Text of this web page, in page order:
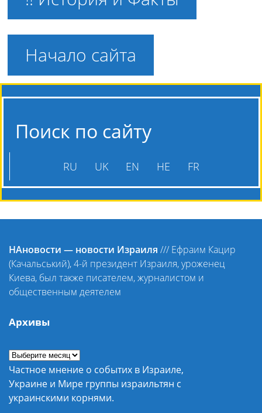
Начало сайта
Поиск по сайту
RU UK EN HE FR
НАновости — новости Израиля /// Ефраим Кацир
(Качальський), 4-й президент Израиля, уроженец
Киева, был также писателем, журналистом и
общественным деятелем
Архивы
Частное мнение о событих в Израиле,
Украине и Мире группы израильтян с
украинскими корнями.